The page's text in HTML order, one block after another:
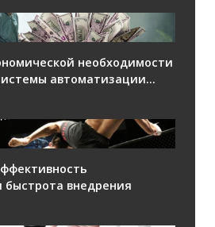
необходимости
автоматизации...
быстрота внедрения